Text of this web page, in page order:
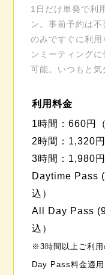
1日だけ単発で利
ン。事前予約は
のみですぐに利用
ンミーティング
可能。いつもと気
利用料金
1時間：660円
2時間：1,320円
3時間：1,980円
Daytime Pass
込）
All Day Pass
込）
※3時間以上ご利
Day Pass料金適用